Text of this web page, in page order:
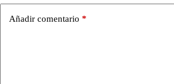
Añadir comentario *